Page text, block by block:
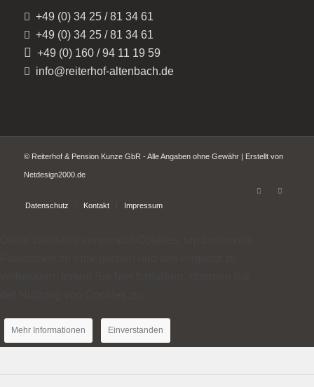
+49 (0) 34 25 / 81 34 61
+49 (0) 34 25 / 81 34 61
+49 (0) 160 / 94 11 19 59
info@reiterhof-altenbach.de
© Reiterhof & Pension Kunze GbR - Alle Angaben ohne Gewähr | Erstellt von
Netdesign2000.de
Datenschutz Kontakt Impressum
Mehr Informationen Einverstanden